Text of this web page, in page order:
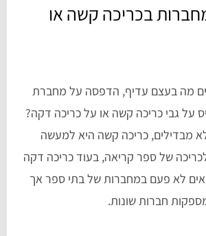
בכריכה קשה או
מה בעצם עדיף, הדפסה על מחברת
על גבי כריכה קשה או על כריכה דקה?
מבדילים, כריכה קשה היא למעשה
של ספר קריאה, בעוד כריכה דקה
לא פעם במחברות של בתי ספר אך
חברות שונות.